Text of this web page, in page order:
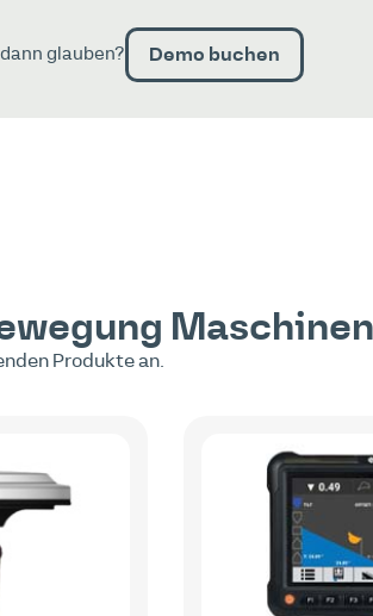
glauben? Demo buchen
Produkte an.